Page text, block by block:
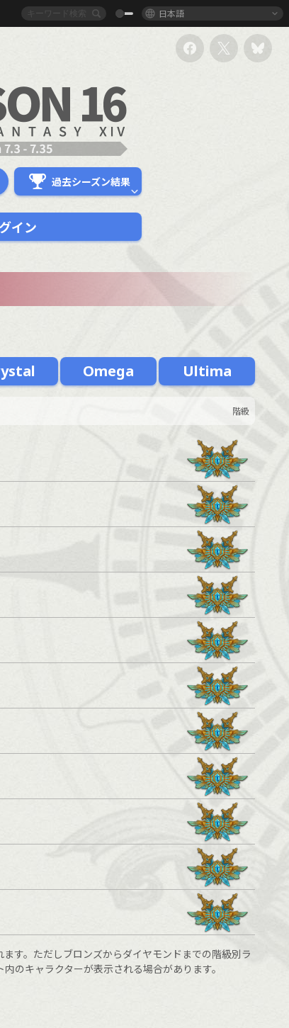
日本語
過去シーズン結果
イン
Omega Ultima
階級
す。ただしブロンズからダイヤモンドまでの階級別ラ
のキャラクターが表示される場合があります。